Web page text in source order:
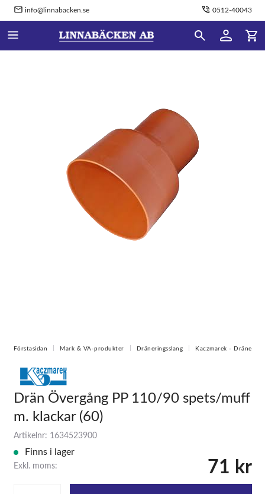
info@linnabacken.se 0512-40043
Förstasidan Mark & VA-produkter Dräneringsslang Kaczmarek -
Drän Övergång PP 110/90 spets/muff
m. klackar (60)
Artikelnr: 1634523900
Finns i lager
Exkl. moms: 71 kr